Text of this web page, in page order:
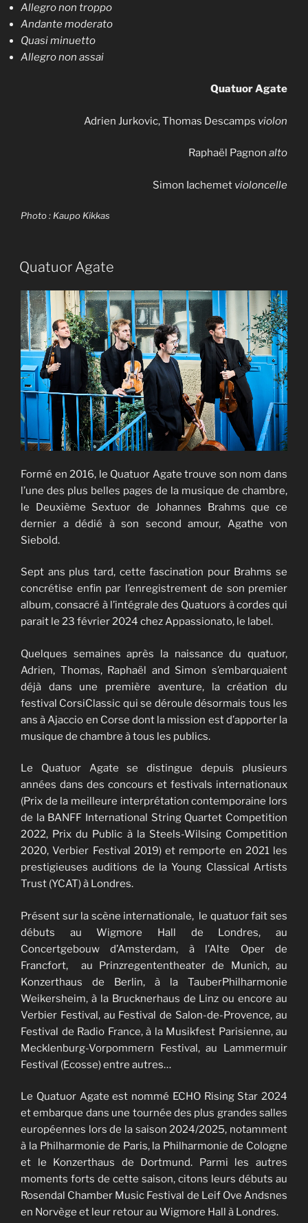
Allegro non troppo
Andante moderato
Quasi minuetto
Allegro non assai
Quatuor Agate
Adrien Jurkovic, Thomas Descamps violon
Raphaël Pagnon alto
Simon Iachemet violoncelle
Photo : Kaupo Kikkas
Quatuor Agate
Formé en 2016, le Quatuor Agate trouve son nom dans
l’une des plus belles pages de la musique de chambre,
le Deuxième Sextuor de Johannes Brahms que ce
dernier a dédié à son second amour, Agathe von
Siebold.
Sept ans plus tard, cette fascination pour Brahms se
concrétise enfin par l’enregistrement de son premier
album, consacré à l’intégrale des Quatuors à cordes qui
parait le 23 février 2024 chez Appassionato, le label.
Quelques semaines après la naissance du quatuor,
Adrien, Thomas, Raphaël and Simon s’embarquaient
déjà dans une première aventure, la création du
festival CorsiClassic qui se déroule désormais tous les
ans à Ajaccio en Corse dont la mission est d’apporter la
musique de chambre à tous les publics.
Le Quatuor Agate se distingue depuis plusieurs
années dans des concours et festivals internationaux
(Prix de la meilleure interprétation contemporaine lors
de la BANFF International String Quartet Competition
2022, Prix du Public à la Steels-Wilsing Competition
2020, Verbier Festival 2019) et remporte en 2021 les
prestigieuses auditions de la Young Classical Artists
Trust (YCAT) à Londres.
Présent sur la scène internationale, le quatuor fait ses
débuts au Wigmore Hall de Londres, au
Concertgebouw d’Amsterdam, à l’Alte Oper de
Francfort, au Prinzregententheater de Munich, au
Konzerthaus de Berlin, à la TauberPhilharmonie
Weikersheim, à la Brucknerhaus de Linz ou encore au
Verbier Festival, au Festival de Salon-de-Provence, au
Festival de Radio France, à la Musikfest Parisienne, au
Mecklenburg-Vorpommern Festival, au Lammermuir
Festival (Ecosse) entre autres…
Le Quatuor Agate est nommé ECHO Rising Star 2024
et embarque dans une tournée des plus grandes salles
européennes lors de la saison 2024/2025, notamment
à la Philharmonie de Paris, la Philharmonie de Cologne
et le Konzerthaus de Dortmund. Parmi les autres
moments forts de cette saison, citons leurs débuts au
Rosendal Chamber Music Festival de Leif Ove Andsnes
en Norvège et leur retour au Wigmore Hall à Londres.